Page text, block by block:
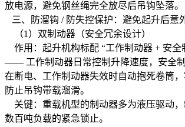
放电源，避免钢丝绳完全放尽后吊钩坠落。
三、防溜钩 / 防失控保护：避免起升后意
（1）双制动器（安全冗余设计）
作用：起升机构标配 “工作制动器 + 安全
—— 工作制动器日常控制升降速度，安全制
在断电、工作制动器失效时自动抱死卷筒，
防止吊钩带载溜滑。
关键：重载机型的制动器多为液压驱动
数百吨负载的紧急锁止。